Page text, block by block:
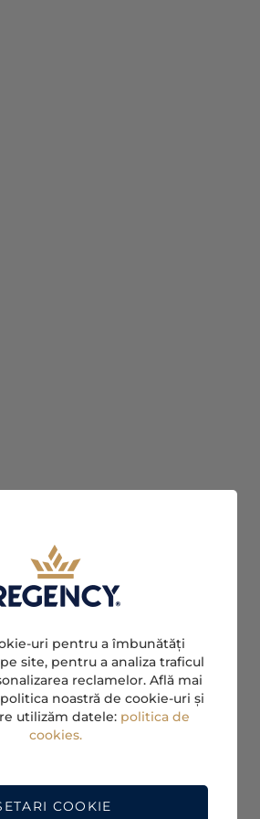
uri pentru a îmbunătăți
site, pentru a analiza traficul
reclamelor. Află mai
noastră de cookie-uri și
utilizăm datele: politica de
cookies.
COOKIE